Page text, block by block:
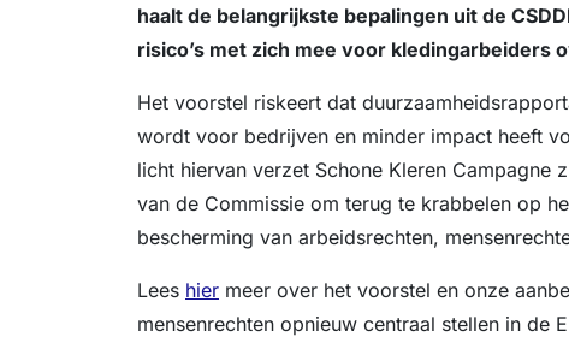
haalt de belangrijkste bepalingen uit de
risico’s met zich mee voor kledingarbeiders
Het voorstel riskeert dat
wordt voor bedrijven en minder impact heeft
licht hiervan verzet Schone Kleren Campagne
van de Commissie om terug te krabbelen op
bescherming van arbeidsrechten,
Lees hier meer over het voorstel en onze
mensenrechten opnieuw centraal stellen in de